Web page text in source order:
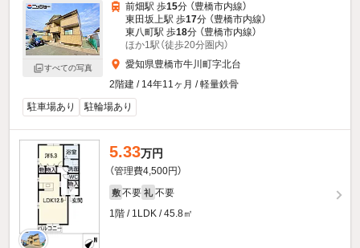
すべての写真
前畑駅 歩15分 （豊橋市内線）
東田坂上駅 歩17分 （豊橋市内線）
東八町駅 歩18分 （豊橋市内線）
ほか1駅（徒歩20分圏内）
愛知県豊橋市牛川町字北台
2階建 / 14年11ヶ月 / 軽量鉄骨
駐車場あり
駐輪場あり
5.33万円
（管理費4,500円）
敷 不要 礼 不要
1階 / 1LDK / 45.8㎡